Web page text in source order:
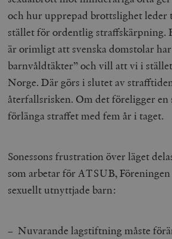
och hur upprepad brottslighet
stället för ordentlig straffskärpning.
är orimligt att svenska domstolar har
barnvåldtäkter” och vill att vi i
Norge. Där görs i slutet av
återfallsrisken. Om det föreligger en
förlänga straffet med fem år i taget.
Sonessons frustration över läget
som arbetar för ATSUB,
sexuellt utnyttjade barn:
– Nuvarande lagstiftning måste